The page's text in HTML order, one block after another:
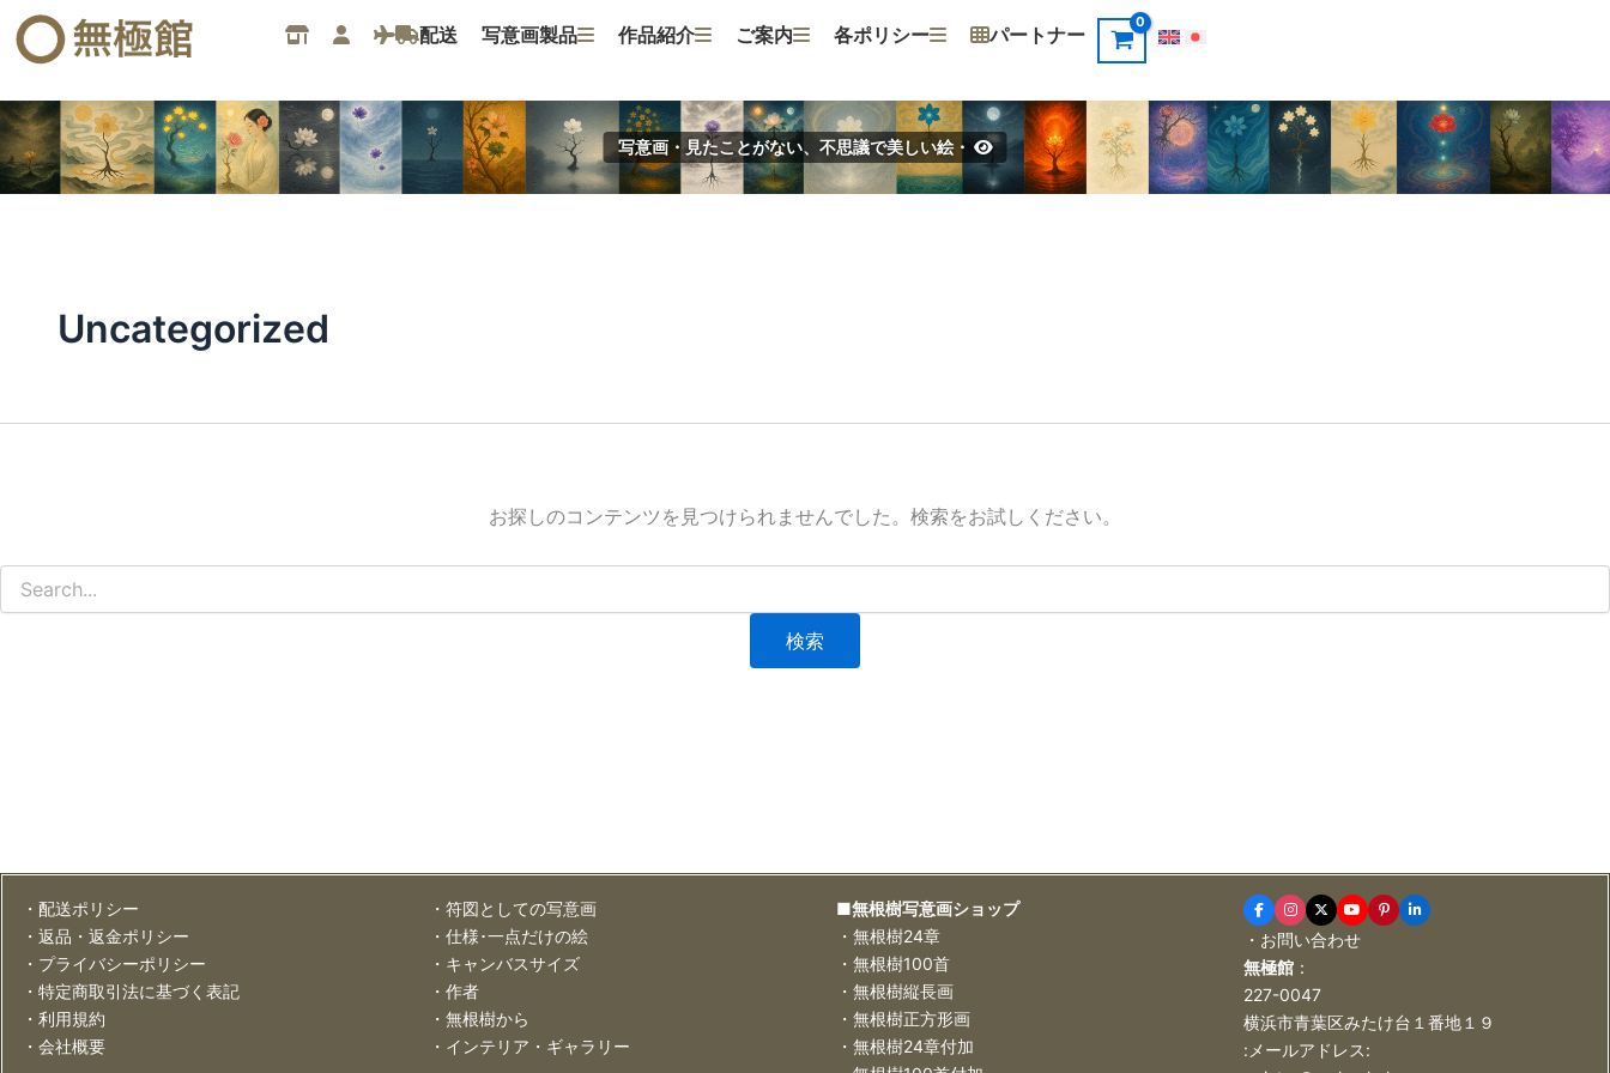
容
ス
キ
ッ
プ
配送 写意画製品 作品紹介 ご案内 各ポリシー パートナー
写意画・見たことがない、不思議で美しい絵・
Uncategorized
お探しのコンテンツを見つけられませんでした。検索をお試しください。
・配送ポリシー
・返品・返金ポリシー
・プライバシーポリシー
・特定商取引法に基づく表記
・利用規約
・会社概要
・符図としての写意画
・仕様･一点だけの絵
・キャンバスサイズ
・作者
・無根樹から
・インテリア・ギャラリー
■無根樹写意画ショップ
・無根樹24章
・無根樹100首
・無根樹縦長画
・無根樹正方形画
・無根樹24章付加
・お問い合わせ
無極館 ：
227-0047
横浜市青葉区みたけ台１番地１９
:メールアドレス: